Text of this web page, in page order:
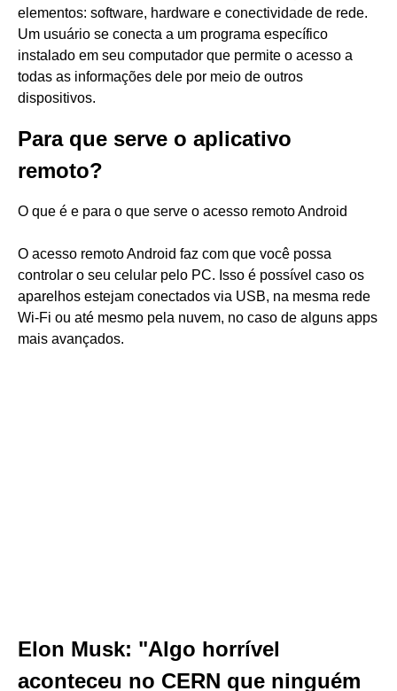
elementos: software, hardware e conectividade de rede.
Um usuário se conecta a um programa específico
instalado em seu computador que permite o acesso a
todas as informações dele por meio de outros
dispositivos.
Para que serve o aplicativo
remoto?
O que é e para o que serve o acesso remoto Android
O acesso remoto Android faz com que você possa
controlar o seu celular pelo PC. Isso é possível caso os
aparelhos estejam conectados via USB, na mesma rede
Wi-Fi ou até mesmo pela nuvem, no caso de alguns apps
mais avançados.
Elon Musk: "Algo horrível
aconteceu no CERN que ninguém